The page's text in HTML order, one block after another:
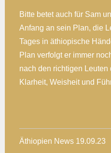
Bitte betet auch für Sam
Anfang an sein Plan, die
Tages in äthiopische
Plan verfolgt er immer
nach den richtigen Leuten
Klarheit, Weisheit und
Äthiopien News 19.09.23